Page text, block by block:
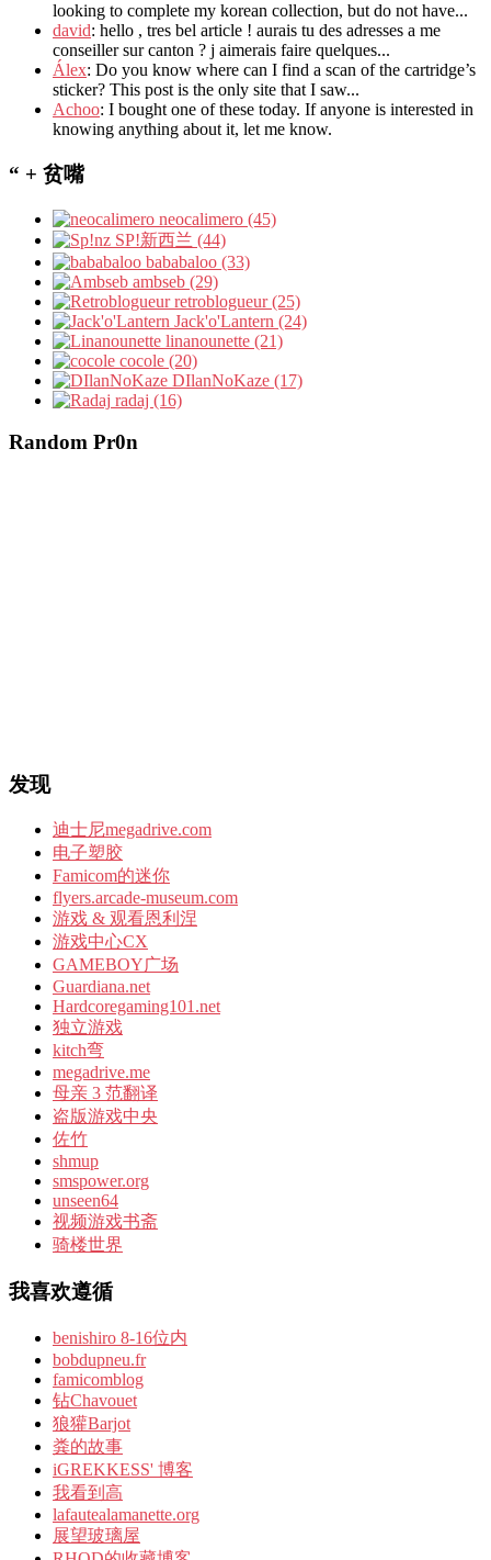
looking to complete my korean collection, but do not have...
david: hello , tres bel article ! aurais tu des adresses a me
conseiller sur canton ? j aimerais faire quelques...
Álex: Do you know where can I find a scan of the cartridge’s
sticker? This post is the only site that I saw...
Achoo: I bought one of these today. If anyone is interested in
knowing anything about it, let me know.
“ + 贫嘴
neocalimero (45)
SP!新西兰 (44)
bababaloo (33)
ambseb (29)
retroblogueur (25)
Jack'o'Lantern (24)
linanounette (21)
cocole (20)
DIlanNoKaze (17)
radaj (16)
Random Pr0n
发现
迪士尼megadrive.com
电子塑胶
Famicom的迷你
flyers.arcade-museum.com
游戏 & 观看恩利涅
游戏中心CX
GAMEBOY广场
Guardiana.net
Hardcoregaming101.net
独立游戏
kitch弯
megadrive.me
母亲 3 范翻译
盗版游戏中央
佐竹
shmup
smspower.org
unseen64
视频游戏书斋
骑楼世界
我喜欢遵循
benishiro 8-16位内
bobdupneu.fr
famicomblog
钻Chavouet
狼獾Barjot
粪的故事
iGREKKESS' 博客
我看到高
lafautealamanette.org
展望玻璃屋